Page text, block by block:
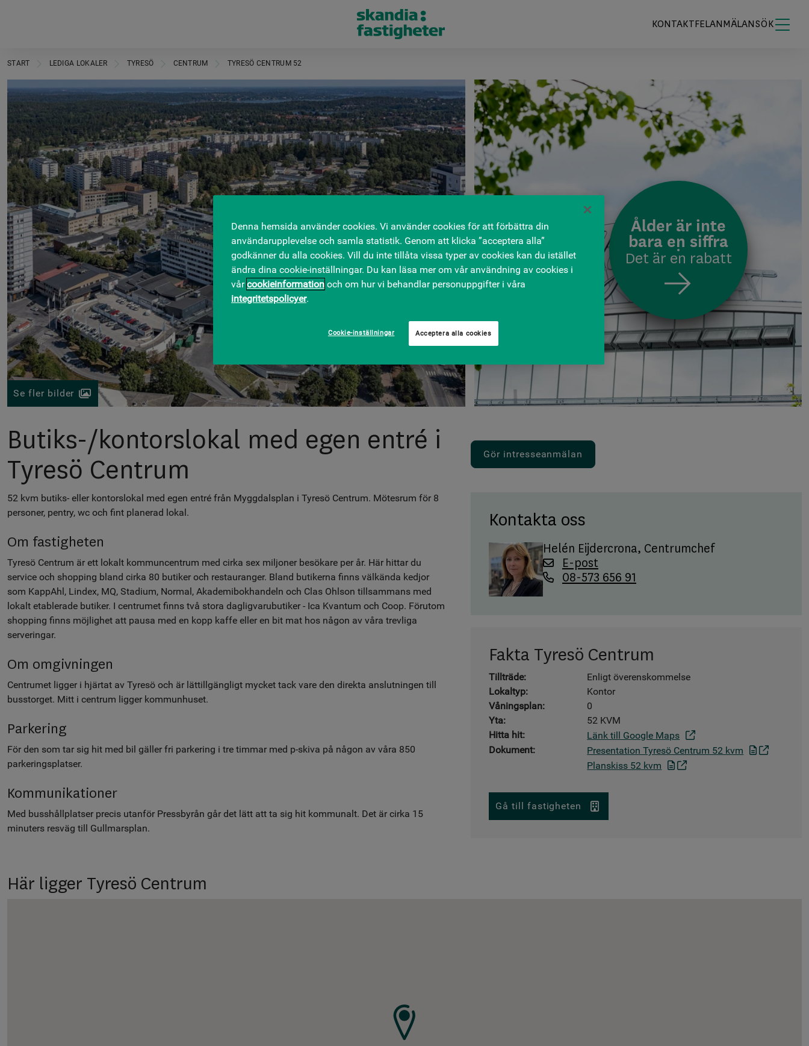
KONTAKT FELANMÄLAN SÖK
Ålder är inte
bara en siffra
Det är en rabatt
START LEDIGA LOKALER TYRESÖ CENTRUM TYRESÖ CENTRUM 52
Se fler bilder
Butiks-/kontorslokal med egen entré i
Tyresö Centrum
52 kvm butiks- eller kontorslokal med egen entré från Myggdalsplan i Tyresö Centrum. Mötesrum för 8
personer, pentry, wc och fint planerad lokal.
Om fastigheten
Tyresö Centrum är ett lokalt kommuncentrum med cirka sex miljoner besökare per år. Här hittar du
service och shopping bland cirka 80 butiker och restauranger. Bland butikerna finns välkända kedjor
som KappAhl, Lindex, MQ, Stadium, Normal, Akademibokhandeln och Clas Ohlson tillsammans med
lokalt etablerade butiker. I centrumet finns två stora dagligvarubutiker - Ica Kvantum och Coop. Förutom
shopping finns möjlighet att pausa med en kopp kaffe eller en bit mat hos någon av våra trevliga
serveringar.
Om omgivningen
Centrumet ligger i hjärtat av Tyresö och är lättillgängligt mycket tack vare den direkta anslutningen till
busstorget. Mitt i centrum ligger kommunhuset.
Parkering
För den som tar sig hit med bil gäller fri parkering i tre timmar med p-skiva på någon av våra 850
parkeringsplatser.
Kommunikationer
Med busshållplatser precis utanför Pressbyrån går det lätt att ta sig hit kommunalt. Det är cirka 15
minuters resväg till Gullmarsplan.
Gör intresseanmälan
Kontakta oss
Helén Eijdercrona, Centrumchef
E-post
08-573 656 91
Fakta Tyresö Centrum
Tillträde:
Enligt överenskommelse
Lokaltyp:
Kontor
Våningsplan:
0
Yta:
52 KVM
Hitta hit:
Länk till Google Maps
Dokument:
Presentation Tyresö Centrum 52 kvm
Planskiss 52 kvm
Gå till fastigheten
Här ligger Tyresö Centrum
Denna hemsida använder cookies. Vi använder cookies för att förbättra din
användarupplevelse och samla statistik. Genom att klicka ”acceptera alla”
godkänner du alla cookies. Vill du inte tillåta vissa typer av cookies kan du istället
ändra dina cookie-inställningar. Du kan läsa mer om vår användning av cookies i
vårcookieinformation och om hur vi behandlar personuppgifter i våra
integritetspolicyer.
Cookie-inställningar Acceptera alla cookies